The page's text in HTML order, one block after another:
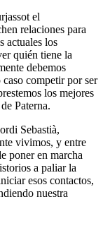
el
relaciones para
actuales los
quién tiene la
debemos
competir por ser
los mejores
Paterna.
Sebastià,
vivimos, y entre
poner en marcha
a paliar la
esos contactos,
nuestra